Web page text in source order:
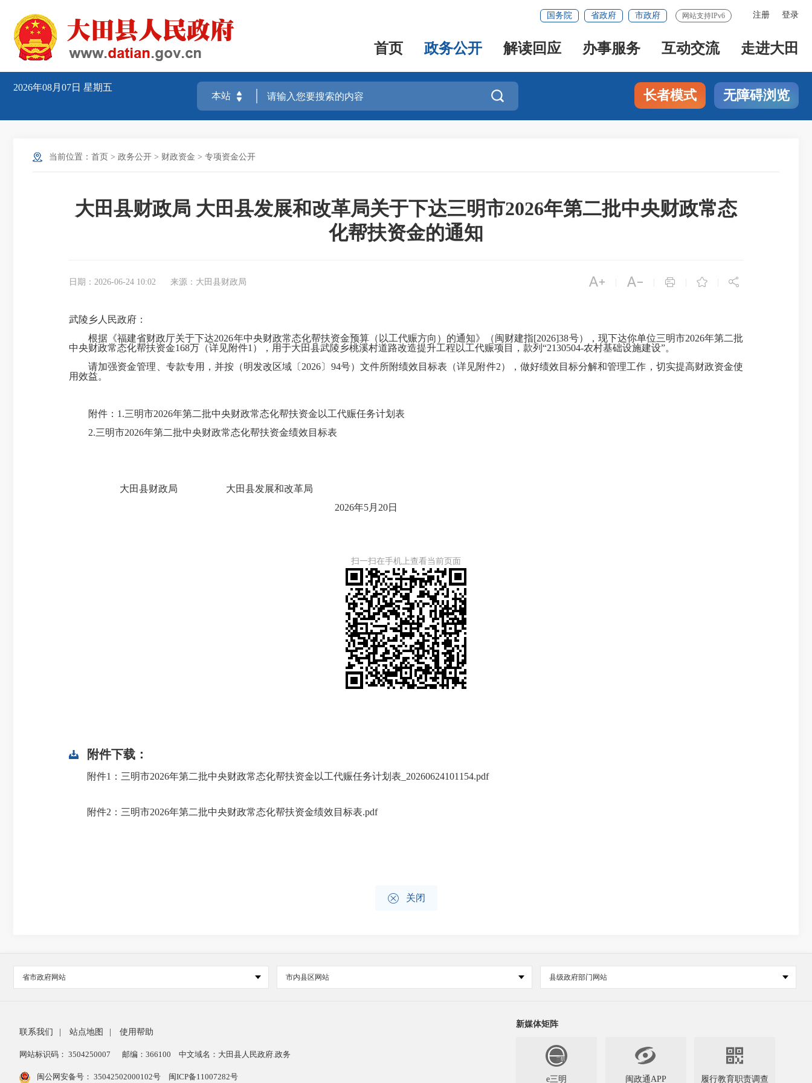
注册 登录
国务院 省政府 市政府 网站支持IPv6
首页 政务公开 解读回应 办事服务 互动交流 走进大田
2026年08月07日 星期五
 长者模式 无障碍浏览
当前位置： 首页 > 政务公开 > 财政资金 > 专项资金公开
大田县财政局 大田县发展和改革局关于下达三明市2026年第二批中央财政常态
化帮扶资金的通知
日期：2026-06-24 10:02 来源：大田县财政局     
武陵乡人民政府 ：
根据《福建省财政厅关于下达2026年中央财政常态化帮扶资金预算（以工代赈方向）的通知》（闽财建指[2026]38号），现下达你单位三明市2026年第二批
中央财政常态化帮扶资金168万（详见附件1），用于大田县武陵乡桃溪村道路改造提升工程以工代赈项目，款列“2130504-农村基础设施建设”。
请加强资金管理、专款专用，并按 （明发改区域 〔 2026〕 94号） 文件所附绩效目标表 （详见附件2）， 做好绩效目标分解和管理工作 ，切实提高财政资金使
用效益。
附件： 1.三明市2026年第二批中央财政常态化帮扶资金以工代赈任务计划表
2.三明市2026年第二批中央财政常态化帮扶资金绩效目标表
大田县财政局
大田县发展和改革局
2026年5月 20日
扫一扫在手机上查看当前页面
附件下载：
附件1：三明市2026年第二批中央财政常态化帮扶资金以工代赈任务计划表_20260624101154.pdf
附件2：三明市2026年第二批中央财政常态化帮扶资金绩效目标表.pdf
 关闭
省市政府网站 市内县区网站 县级政府部门网站
联系我们 站点地图 使用帮助
网站标识码： 3504250007 邮编：366100 中文域名：大田县人民政府.政务
闽公网安备号： 35042502000102号 闽ICP备11007282号
新媒体矩阵
e三明

闽政通APP

履行教育职责调查